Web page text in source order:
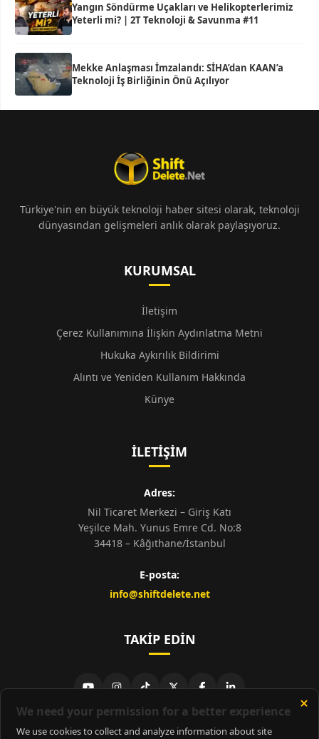
Yangın Söndürme Uçakları ve Helikopterlerimiz
Yeterli mi? | 2T Teknoloji & Savunma #11
Mekke Anlaşması İmzalandı: SİHA’dan KAAN’a
Teknoloji İş Birliğinin Önü Açılıyor
Türkiye'nin en büyük teknoloji haber sitesi olarak, teknoloji
dünyasından gelişmeleri anlık olarak paylaşıyoruz.
KURUMSAL
İletişim
Çerez Kullanımına İlişkin Aydınlatma Metni
Hukuka Aykırılık Bildirimi
Alıntı ve Yeniden Kullanım Hakkında
Künye
İLETIŞIM
Adres:
Nil Ticaret Merkezi – Giriş Katı
Yeşilce Mah. Yunus Emre Cd. No:8
34418 – Kâğıthane/İstanbul
E-posta:
info@shiftdelete.net
TAKIP EDIN